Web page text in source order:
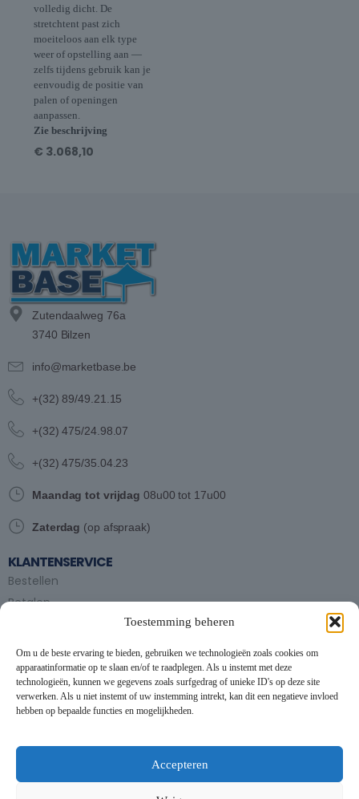
Toestemming beheren
Om u de beste ervaring te bieden, gebruiken we technologieën zoals cookies om
apparaatinformatie op te slaan en/of te raadplegen. Als u instemt met deze
technologieën, kunnen we gegevens zoals surfgedrag of unieke ID's op deze site
verwerken. Als u niet instemt of uw instemming intrekt, kan dit een negatieve invloed
hebben op bepaalde functies en mogelijkheden.
Accepteren
volledig dicht. De
stretchtent past zich
moeiteloos aan elk type
weer of opstelling aan —
zelfs tijdens gebruik kan je
eenvoudig de positie van
palen of openingen
aanpassen.
Zie beschrijving
€ 3.068,10
Zutendaalweg 76a
3740 Bilzen
info@marketbase.be
+(32) 89/49.21.15
+(32) 475/24.98.07
+(32) 475/35.04.23
Maandag tot vrijdag 08u00 tot 17u00
Zaterdag (op afspraak)
KLANTENSERVICE
Bestellen
Betalen
Partytent huren
Handleiding partytenten
VOORWAARDEN
Privacybeleid
Contact
This website uses cookies to improve your experience. By using
this website you agree to ourData Protection Policy